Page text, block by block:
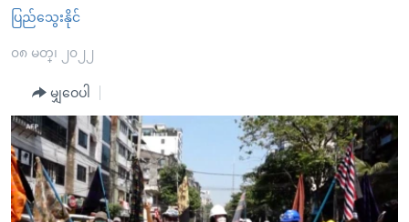
ပင်မ
ကျော်
ကြည့်
ရန်
ပင်မ
အ
ညွန်း
အစ္စရေး-ပါလက်စတိုင်း
အင်္ဂလိပ်စာလေ့လာမယ်
အမေရိကန်သုံးအီဒီယံ
မကြေးမုံရဲ့ အင်္ဂလိပ်စာ
ရုပ်ရှင်ထဲက အင်္ဂလိပ်စာ
သုတပဒေသာ အင်္ဂလိပ်စာ
အပတ်စဉ်ကဏ္ဍများ
ရေဒီယို
တီဗွီ
ရေဒီယိုနှင့်ရုပ်သံ အချက်အလက်များ
ရေဒီယို/တီဗွီအစီအစဉ်
Learning English
ပြည်သွေးနိုင်
၀၈ မတ္၊ ၂၀၂၂
မျှဝေပါ